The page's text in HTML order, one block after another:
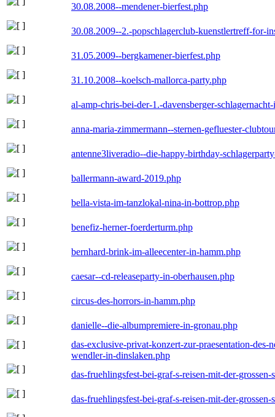
30.08.2008--mendener-bierfest.php
30.08.2009--2.-popschlagerclub-kuenstlertreff-for-
31.05.2009--bergkamener-bierfest.php
31.10.2008--koelsch-mallorca-party.php
al-amp-chris-bei-der-1.-davensberger-
anna-maria-zimmermann--sternen-gefluester-
antenne3liveradio--die-happy-birthday-
ballermann-award-2019.php
bella-vista-im-tanzlokal-nina-in-bottrop.php
benefiz-herner-foerderturm.php
bernhard-brink-im-alleecenter-in-hamm.php
caesar--cd-releaseparty-in-oberhausen.php
circus-des-horrors-in-hamm.php
danielle--die-albumpremiere-in-gronau.php
das-exclusive-privat-konzert-zur-praesentation-
wendler-in-dinslaken.php
das-fruehlingsfest-bei-graf-s-reisen-mit-der-
das-fruehlingsfest-bei-graf-s-reisen-mit-der-